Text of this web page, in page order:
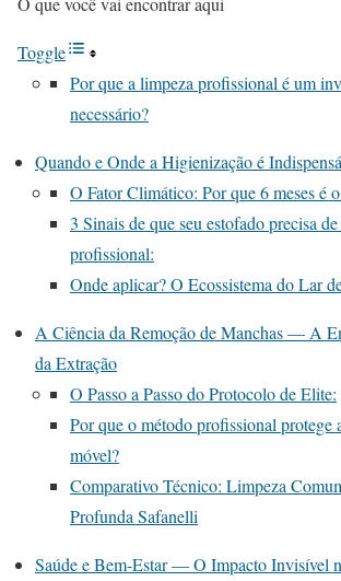
Toggle
Por que a limpeza profissional é um
necessário?
Quando e Onde a Higienização é
O Fator Climático: Por que 6 meses é
3 Sinais de que seu estofado precisa
profissional:
Onde aplicar? O Ecossistema do Lar
A Ciência da Remoção de Manchas — A
da Extração
O Passo a Passo do Protocolo de Elite:
Por que o método profissional protege
móvel?
Comparativo Técnico: Limpeza
Profunda Safanelli
Saúde e Bem-Estar — O Impacto Invisível